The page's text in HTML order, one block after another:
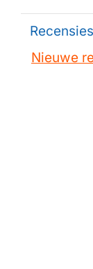
Recensies
Nieuwe